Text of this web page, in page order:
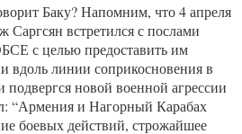
Баку? Напомним, что 4 апреля
Саргсян встретился с послами
с целью предоставить им
линии соприкосновения в
новой военной агрессии
“Армения и Нагорный Карабах
боевых действий, строжайшее